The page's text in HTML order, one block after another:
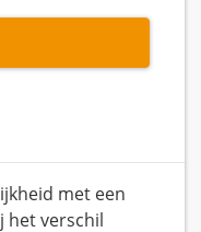
met een
het verschil